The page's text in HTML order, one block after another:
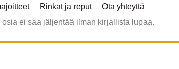
Rinkat ja reput
Ota yhteyttä
ei saa jäljentää ilman kirjallista lupaa.